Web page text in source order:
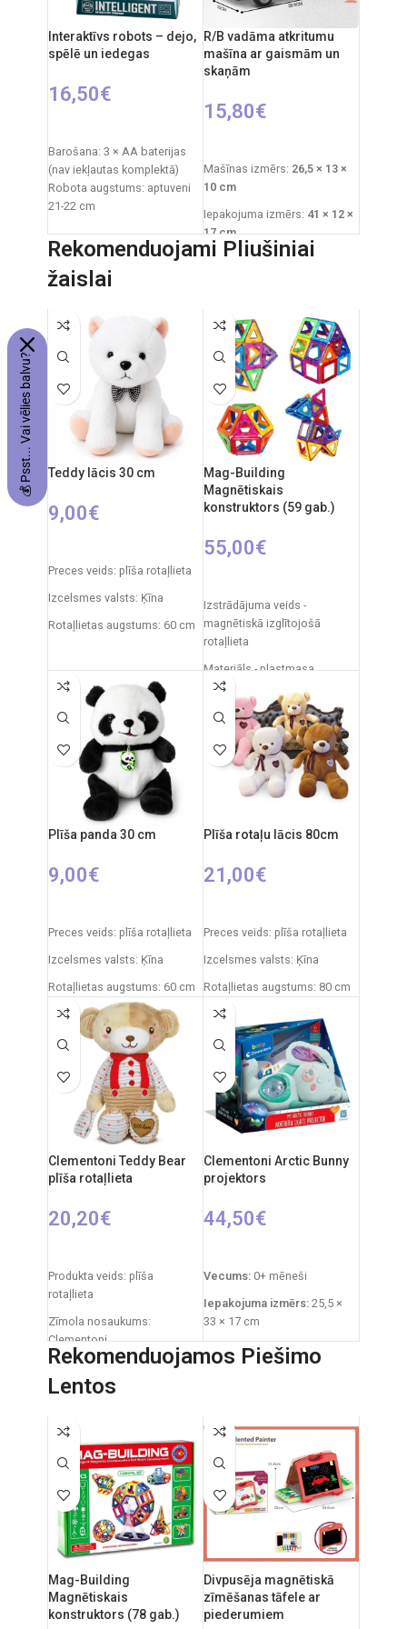
RC auto akumulators: 3.7V
Ieteicamais vecums: no 6
gadiem.
Interaktīvs robots – dejo,
spēlē un iedegas
16,50€
Barošana: 3 × AA baterijas
(nav iekļautas komplektā)
Robota augstums: aptuveni
21-22 cm
28 cm
Iepakojuma svars: 0,6 kg
Materiāls: plastmasa
Izcelsmes valsts: Ķīna
R/B vadāma atkritumu
mašīna ar gaismām un
skaņām
15,80€
Mašīnas izmērs: 26,5 × 13 ×
10 cm
Iepakojuma izmērs: 41 × 12 ×
17 cm
Ieteicamais vecums:no 3
4×AA ierīcei
2×AA
tālvadības pults
Izcelsmes valsts: Ķīna
Rekomenduojami Pliušiniai
žaislai
Teddy lācis 30 cm
9,00€
Preces veids: plīša rotaļlieta
Izcelsmes valsts: Ķīna
Rotaļlietas augstums: 60 cm
Mag-Building
Magnētiskais
konstruktors (59 gab.)
55,00€
Izstrādājuma veids -
magnētiskā izglītojošā
rotaļlieta
Materiāls - plastmasa
Daļu skaits. - 59 gab.
Iepakojuma izmēri - 45 x 35 x
10 cm
Svars - 1,2 kg
Ieteicamais vecums - 3 gadi
Izcelsmes valsts - Ķīna
Plīša panda 30 cm
9,00€
Preces veids: plīša rotaļlieta
Izcelsmes valsts: Ķīna
Rotaļlietas augstums: 60 cm
Plīša rotaļu lācis 80cm
21,00€
Preces veids: plīša rotaļlieta
Izcelsmes valsts: Ķīna
Rotaļlietas augstums: 80 cm
Clementoni Teddy Bear
plīša rotaļlieta
20,20€
Produkta veids: plīša
rotaļlieta
Zīmola nosaukums:
Clementoni
Izcelsmes valsts: Itālija
Iepakojuma izmēri: 31 x 20 x
Ieteicamais vecums: no 0
mēnešiem.
Clementoni Arctic Bunny
projektors
44,50€
Vecums: 0+ mēneši
Iepakojuma izmērs: 25,5 ×
33 × 17 cm
Izstrādājuma svars: 760 g
Materiāli:plīšs, plastmasa
Uzturēšana: plīšs ir
mazgājams, noņemot
iekšējo moduli.
Izcelsmes valsts:Itālija /
Rekomenduojamos Piešimo
Lentos
Mag-Building
Magnētiskais
konstruktors (78 gab.)
Divpusēja magnētiskā
zīmēšanas tāfele ar
piederumiem
💰 Psst... Vai vēlies balvu?